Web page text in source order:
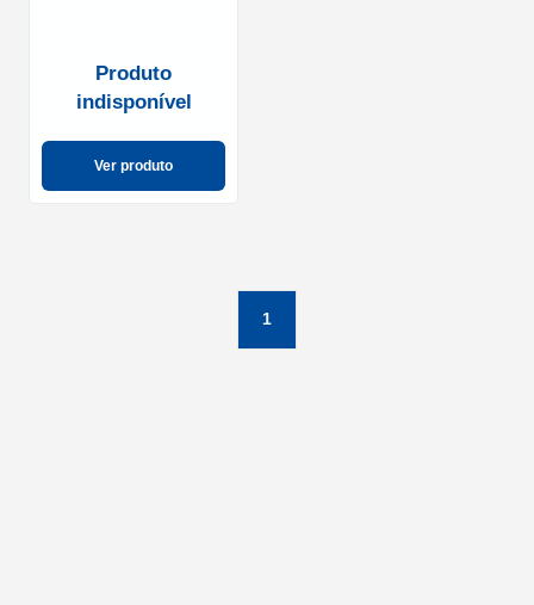
Produto
indisponível
Ver produto
1